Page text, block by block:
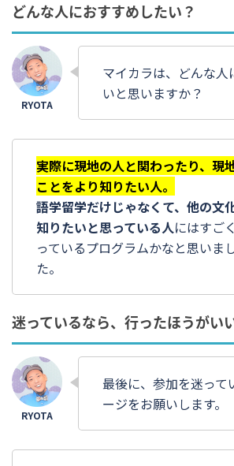
どんな人におすすめしたい？
マイカラは、どんな人
いと思いますか？
実際に現地の人と関わったり、現
ことをより知りたい人。
語学留学だけじゃなくて、他の文
知りたいと思っている人にはすご
っているプログラムかなと思いま
た。
迷っているなら、行ったほうがい
最後に、参加を迷って
ージをお願いします。